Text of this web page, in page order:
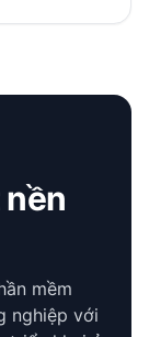
nền
mềm
nghiệp với